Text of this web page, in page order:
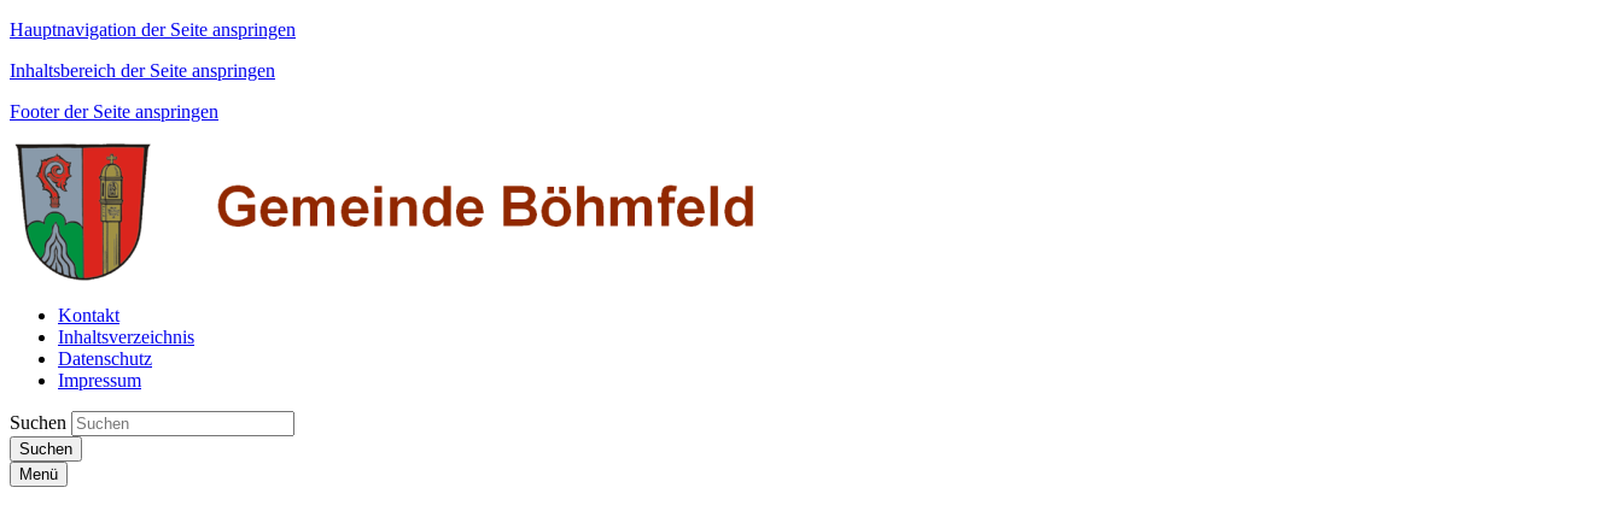
Hauptnavigation der Seite anspringen
Inhaltsbereich der Seite anspringen
Footer der Seite anspringen
Kontakt
Inhaltsverzeichnis
Datenschutz
Impressum
Suchen
Suchen
Menü